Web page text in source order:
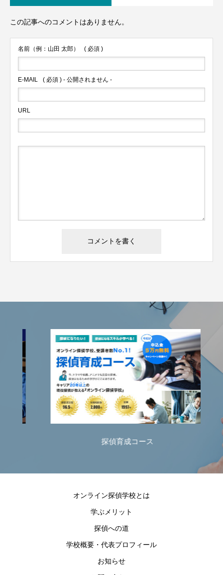
この記事へのコメントはありません。
名前（例：山田 太郎） ( 必須 )
E-MAIL ( 必須 ) - 公開されません -
URL
探偵育成コース
オンライン探偵学校とは
学ぶメリット
探偵への道
学校概要・代表プロフィール
お知らせ